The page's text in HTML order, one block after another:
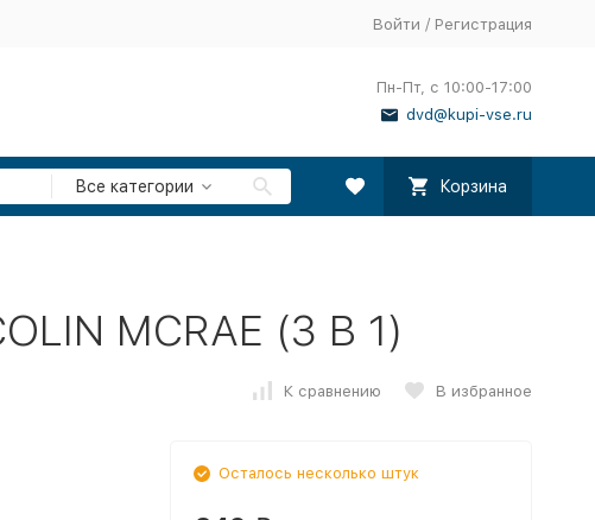
Войти / Регистрация
Пн-Пт, с 10:00-17:00
dvd@kupi-vse.ru
Все категории Корзина
MCRAE (3 В 1)
К сравнению В избранное
Осталось несколько штук